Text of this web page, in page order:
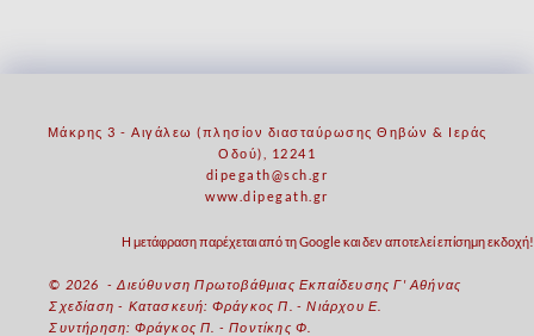
Μάκρης 3 - Αιγάλεω (πλησίον διασταύρωσης Θηβών & Ιεράς
Οδού), 12241
dipegath@sch.gr
www.dipegath.gr
Η μετάφραση παρέχεται από τη Google και δεν αποτελεί επίσημη εκδοχή!
© 2026 - Διεύθυνση Πρωτοβάθμιας Εκπαίδευσης Γ' Αθήνας
Σχεδίαση - Κατασκευή: Φράγκος Π. - Νιάρχου Ε.
Συντήρηση: Φράγκος Π. - Ποντίκης Φ.